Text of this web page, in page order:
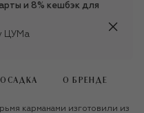
и 8% кешбэк для
ЦУМа
О БРЕНДЕ
карманами изготовили из